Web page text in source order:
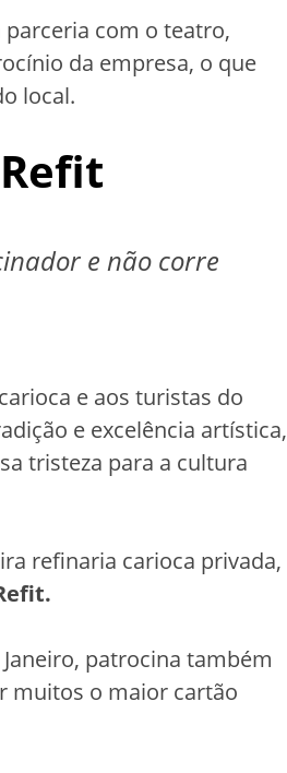
com o teatro,
da empresa, o que
local.
e não corre
e aos turistas do
e excelência artística,
tristeza para a cultura
refinaria carioca privada,
patrocina também
muitos o maior cartão